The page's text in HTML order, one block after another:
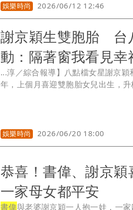
娛樂時尚 2026/06/12 12:46
謝京穎生雙胞胎 台
動：隔著窗我看見幸
...淳／綜合報導】八點檔女星謝京
年，上個月喜迎雙胞胎女兒出生，
娛樂時尚 2026/06/20 18:00
恭喜！書偉、謝京
一家母女都平安
書偉與老婆謝京穎一人抱一娃，一